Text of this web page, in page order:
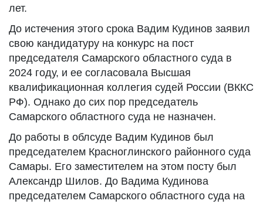
лет.
До истечения этого срока Вадим Кудинов заявил
свою кандидатуру на конкурс на пост
председателя Самарского областного суда в
2024 году, и ее согласовала Высшая
квалификационная коллегия судей России (ВККС
РФ). Однако до сих пор председатель
Самарского областного суда не назначен.
До работы в облсуде Вадим Кудинов был
председателем Красноглинского районного суда
Самары. Его заместителем на этом посту был
Александр Шилов. До Вадима Кудинова
председателем Самарского областного суда на